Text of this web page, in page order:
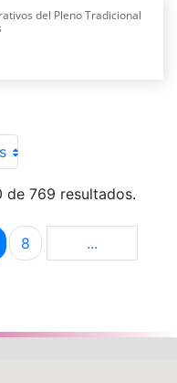
del Pleno Tradicional
de 769 resultados.
Use TAB para
Página
8 ...Páginas